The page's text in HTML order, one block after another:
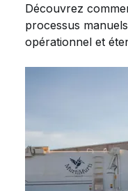
Découvrez
processus
opérationnel et